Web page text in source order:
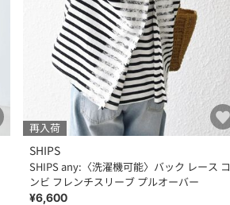
再入荷
SHIPS
SHIPS any:〈洗濯機可能〉バック レース コ
ンビ フレンチスリーブ プルオーバー
¥6,600